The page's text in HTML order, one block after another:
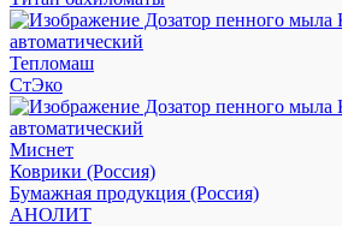
Тепломаш
СтЭко
Миснет
Коврики (Россия)
Бумажная продукция (Россия)
АНОЛИТ